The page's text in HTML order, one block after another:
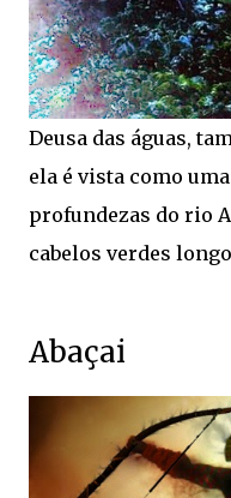
Deusa das águas,
ela é vista como
profundezas do rio
cabelos verdes
Abaçai